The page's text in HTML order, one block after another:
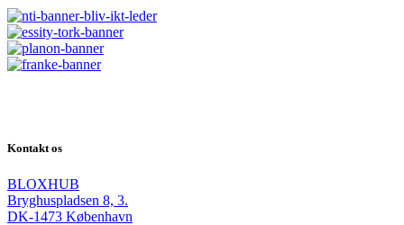
Kontakt os
BLOXHUB
Bryghuspladsen 8, 3.
DK-1473 København